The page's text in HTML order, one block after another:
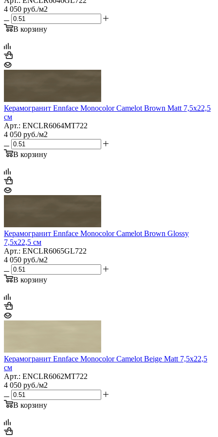
4 050 руб./м2
В корзину
Керамогранит Ennface Monocolor Camelot Brown Matt 7,5x22,5
см
Арт.: ENCLR6064MT722
4 050 руб./м2
В корзину
Керамогранит Ennface Monocolor Camelot Brown Glossy
7,5x22,5 см
Арт.: ENCLR6065GL722
4 050 руб./м2
В корзину
Керамогранит Ennface Monocolor Camelot Beige Matt 7,5x22,5
см
Арт.: ENCLR6062MT722
4 050 руб./м2
В корзину